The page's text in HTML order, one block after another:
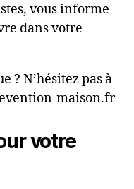
vous informe
dans votre
? N’hésitez pas à
maison.fr
votre